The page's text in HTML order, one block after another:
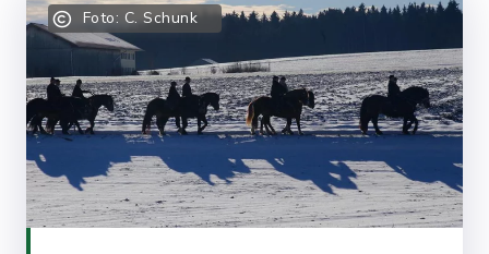
Foto: C. Schunk